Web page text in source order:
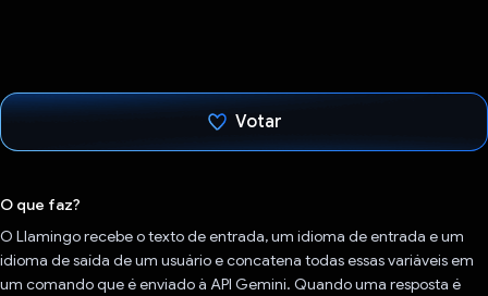
Votar
O que faz?
O Llamingo recebe o texto de entrada, um idioma de entrada e um
idioma de saída de um usuário e concatena todas essas variáveis em
um comando que é enviado à API Gemini. Quando uma resposta é